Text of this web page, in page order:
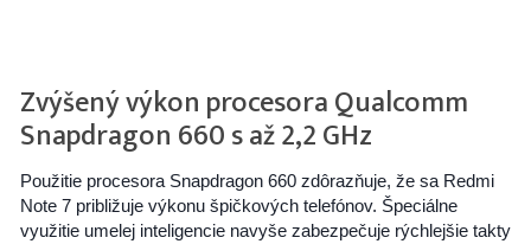
Zvýšený výkon procesora Qualcomm
Snapdragon 660 s až 2,2 GHz
Použitie procesora Snapdragon 660 zdôrazňuje, že sa Redmi
Note 7 približuje výkonu špičkových telefónov. Špeciálne
využitie umelej inteligencie navyše zabezpečuje rýchlejšie takty